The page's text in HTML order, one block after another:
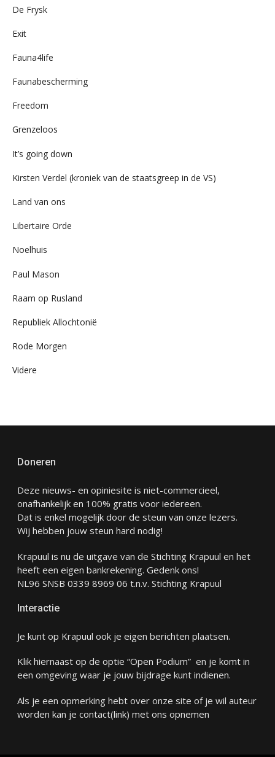
De Frysk
Exit
Fauna4life
Faunabescherming
Freedom
Grenzeloos
It’s going down
Kirsten Verdel (kroniek van de staatsgreep in de VS)
Land van ons
Libertaire Orde
Noelhuis
Paul Mason
Raam op Rusland
Republiek Allochtonië
Rode Morgen
Videre
Doneren
Deze nieuws- en opiniesite is niet-commercieel,
onafhankelijk en 100% gratis voor iedereen.
Dat is enkel mogelijk door de steun van onze lezers.
Wij hebben jouw steun hard nodig!
Krapuul is nu de uitgave van de Stichting Krapuul en het
heeft een eigen bankrekening. Gedenk ons!
NL96 SNSB 0339 8969 06 t.n.v. Stichting Krapuul
Interactie
Je kunt op Krapuul ook je eigen berichten plaatsen.
Klik hiernaast op de optie “Open Podium” en je komt in
een omgeving waar je jouw bijdrage kunt indienen.
Als je een opmerking hebt over onze site of je wil auteur
worden kan je contact(link) met ons opnemen